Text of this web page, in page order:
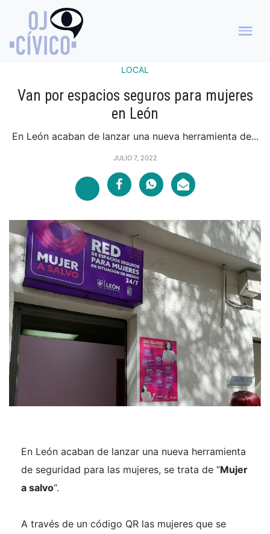
LOCAL
Van por espacios seguros para mujeres
en León
En León acaban de lanzar una nueva herramienta de...
JULIO 7, 2022
En León acaban de lanzar una nueva herramienta
de seguridad para las mujeres, se trata de “Mujer
a salvo“.
A través de un código QR las mujeres que se